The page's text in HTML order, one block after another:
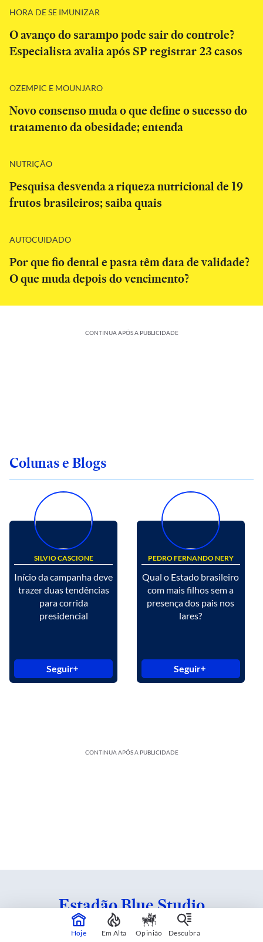
HORA DE SE IMUNIZAR
O avanço do sarampo pode sair do controle?
Especialista avalia após SP registrar 23 casos
OZEMPIC E MOUNJARO
Novo consenso muda o que define o sucesso do
tratamento da obesidade; entenda
NUTRIÇÃO
Pesquisa desvenda a riqueza nutricional de 19
frutos brasileiros; saiba quais
AUTOCUIDADO
Por que fio dental e pasta têm data de validade?
O que muda depois do vencimento?
CONTINUA APÓS A PUBLICIDADE
Colunas e Blogs
SILVIO CASCIONE
Início da campanha deve
trazer duas tendências
para corrida
presidencial
Seguir
PEDRO FERNANDO NERY
Qual o Estado brasileiro
com mais filhos sem a
presença dos pais nos
lares?
Seguir
CONTINUA APÓS A PUBLICIDADE
Estadão Blue Studio
Conteúdo criado em parceria com patrocinadores.
Hoje Em Alta Opinião Descubra